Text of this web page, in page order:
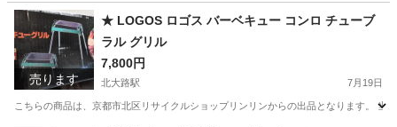
京都 京都市 家具
売ります
★ LOGOS ロゴス バーベキュー コンロ チューブ
ラル グリル
7,800円
北大路駅 7月19日
こちらの商品は、京都市北区リサイクルショップリンリンからの出品となります。